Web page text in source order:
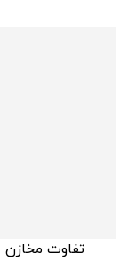
تفاوت مخازن